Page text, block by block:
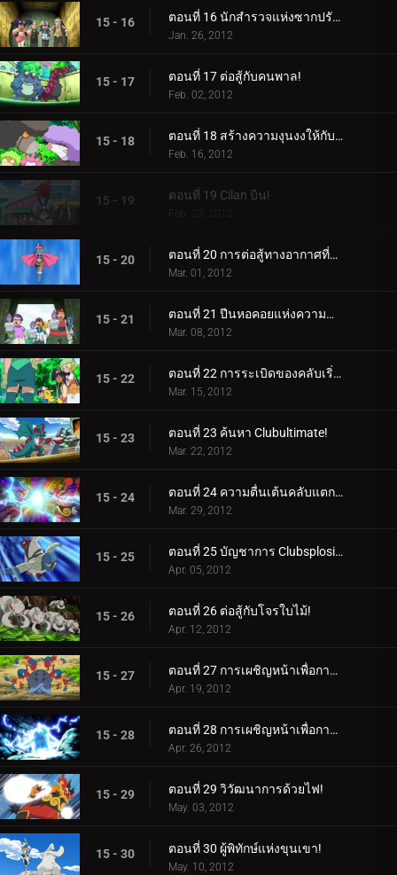
15 - 16 ตอนที่ 16 นักสำรวจแห่งซากปรักหักพังของฮีโร่!
Jan. 26, 2012
15 - 17 ตอนที่ 17 ต่อสู้กับคนพาล!
Feb. 02, 2012
15 - 18 ตอนที่ 18 สร้างความงุนงงให้กับ Bouffalant!
Feb. 16, 2012
15 - 19 ตอนที่ 19 Cilan บิน!
15 - 20 ตอนที่ 20 การต่อสู้ทางอากาศที่น่าทึ่ง!
Mar. 01, 2012
15 - 21 ตอนที่ 21 ปีนหอคอยแห่งความสำเร็จ!
Mar. 08, 2012
15 - 22 ตอนที่ 22 การระเบิดของคลับเริ่มต้นขึ้นแล้ว!
Mar. 15, 2012
15 - 23 ตอนที่ 23 ค้นหา Clubultimate!
Mar. 22, 2012
15 - 24 ตอนที่ 24 ความตื่นเต้นคลับแตกกระจาย!
Mar. 29, 2012
15 - 25 ตอนที่ 25 บัญชาการ Clubsplosion Crown!
Apr. 05, 2012
15 - 26 ตอนที่ 26 ต่อสู้กับโจรใบไม้!
Apr. 12, 2012
15 - 27 ตอนที่ 27 การเผชิญหน้าเพื่อการฟื้นฟู! (1)
Apr. 19, 2012
15 - 28 ตอนที่ 28 การเผชิญหน้าเพื่อการฟื้นฟู! (2)
Apr. 26, 2012
15 - 29 ตอนที่ 29 วิวัฒนาการด้วยไฟ!
May. 03, 2012
15 - 30 ตอนที่ 30 ผู้พิทักษ์แห่งขุนเขา!
May. 10, 2012